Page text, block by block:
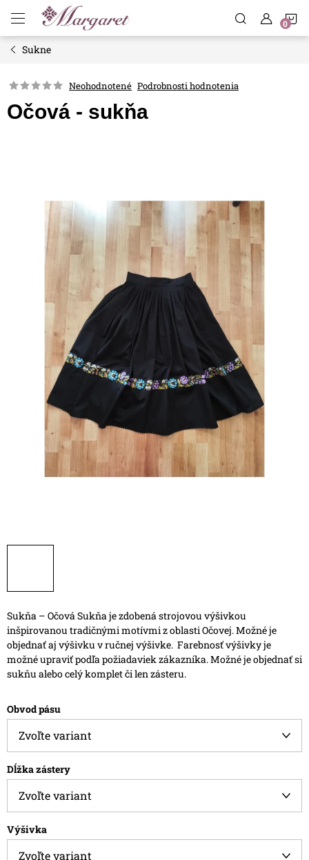
obsah
Sukne
Neohodnotené Podrobnosti hodnotenia
Očová - sukňa
Sukňa – Očová Sukňa je zdobená strojovou výšivkou
inšpirovanou tradičnými motívmi z oblasti Očovej. Možné je
objednať aj výšivku v ručnej výšivke. Farebnosť výšivky je
možné upraviť podľa požiadaviek zákazníka.Možné je objednať si
sukňu alebo celý komplet či len zásteru.
Obvod pásu
Dĺžka zástery
Výšivka